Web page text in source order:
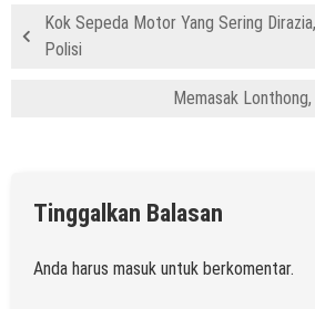
Kok Sepeda Motor Yang Sering
Polisi
Memasak
Tinggalkan Balasan
Anda harus masuk untuk berkomentar.